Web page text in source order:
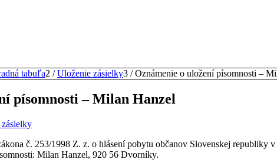
tabuľa2 / Uloženie zásielky3 / Oznámenie o uložení písomnosti –
písomnosti – Milan Hanzel
č. 253/1998 Z. z. o hlásení pobytu občanov Slovenskej republiky
Milan Hanzel, 920 56 Dvorníky.